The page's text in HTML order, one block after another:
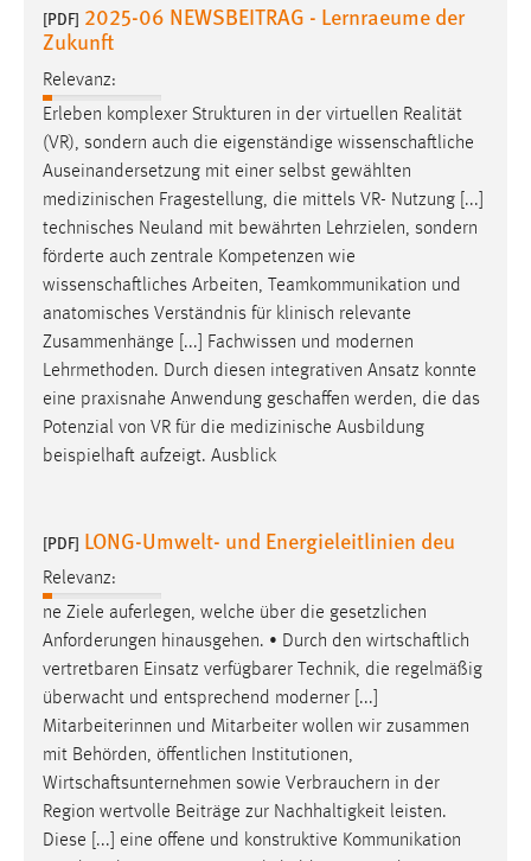
[PDF] 2025-06 NEWSBEITRAG - Lernraeume der
Zukunft
Relevanz:
Erleben komplexer Strukturen in der virtuellen Realität
(VR), sondern auch die eigenständige wissenschaftliche
Auseinandersetzung mit einer selbst gewählten
medizinischen Fragestellung, die mittels VR- Nutzung [...]
technisches Neuland mit bewährten Lehrzielen, sondern
förderte auch zentrale Kompetenzen wie
wissenschaftliches Arbeiten, Teamkommunikation und
anatomisches Verständnis für klinisch relevante
Zusammenhänge [...] Fachwissen und modernen
Lehrmethoden. Durch diesen integrativen Ansatz konnte
eine praxisnahe Anwendung geschaffen werden, die das
Potenzial von VR für die medizinische Ausbildung
beispielhaft aufzeigt. Ausblick
[PDF] LONG-Umwelt- und Energieleitlinien deu
Relevanz:
ne Ziele auferlegen, welche über die gesetzlichen
Anforderungen hinausgehen. • Durch den wirtschaftlich
vertretbaren Einsatz verfügbarer Technik, die regelmäßig
überwacht und entsprechend moderner [...]
Mitarbeiterinnen und Mitarbeiter wollen wir zusammen
mit Behörden, öffentlichen Institutionen,
Wirtschaftsunternehmen sowie Verbrauchern in der
Region wertvolle Beiträge zur Nachhaltigkeit leisten.
Diese [...] eine offene und konstruktive Kommunikation